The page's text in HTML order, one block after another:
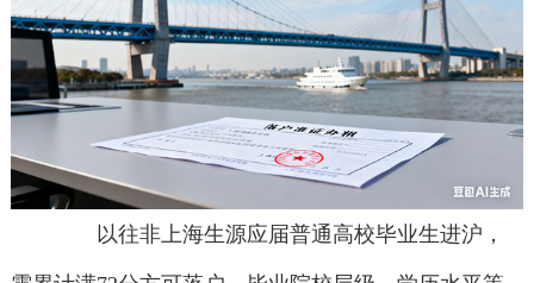
以往非上海生源应届普通高校毕业生进沪，